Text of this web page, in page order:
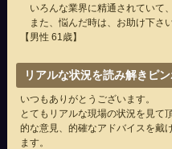
いろんな業界に精通されていて
また、悩んだ時は、お助け下さ
【男性 61歳】
リアルな状況を読み解きピ
いつもありがとうございます。
とてもリアルな現場の状況を見て
的な意見、的確なアドバイスを戴
ます。